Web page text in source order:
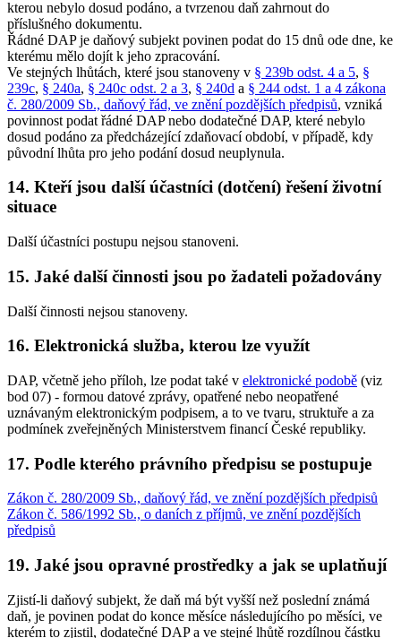
kterou nebylo dosud podáno, a tvrzenou daň zahrnout do
příslušného dokumentu.
Řádné DAP je daňový subjekt povinen podat do 15 dnů ode dne, ke
kterému mělo dojít k jeho zpracování.
Ve stejných lhůtách, které jsou stanoveny v § 239b odst. 4 a 5, §
239c, § 240a, § 240c odst. 2 a 3, § 240d a § 244 odst. 1 a 4 zákona
č. 280/2009 Sb., daňový řád, ve znění pozdějších předpisů, vzniká
povinnost podat řádné DAP nebo dodatečné DAP, které nebylo
dosud podáno za předcházející zdaňovací období, v případě, kdy
původní lhůta pro jeho podání dosud neuplynula.
14. Kteří jsou další účastníci (dotčení) řešení životní
situace
Další účastníci postupu nejsou stanoveni.
15. Jaké další činnosti jsou po žadateli požadovány
Další činnosti nejsou stanoveny.
16. Elektronická služba, kterou lze využít
DAP, včetně jeho příloh, lze podat také v elektronické podobě (viz
bod 07) - formou datové zprávy, opatřené nebo neopatřené
uznávaným elektronickým podpisem, a to ve tvaru, struktuře a za
podmínek zveřejněných Ministerstvem financí České republiky.
17. Podle kterého právního předpisu se postupuje
Zákon č. 280/2009 Sb., daňový řád, ve znění pozdějších předpisů
Zákon č. 586/1992 Sb., o daních z příjmů, ve znění pozdějších
předpisů
19. Jaké jsou opravné prostředky a jak se uplatňují
Zjistí-li daňový subjekt, že daň má být vyšší než poslední známá
daň, je povinen podat do konce měsíce následujícího po měsíci, ve
kterém to zjistil, dodatečné DAP a ve stejné lhůtě rozdílnou částku